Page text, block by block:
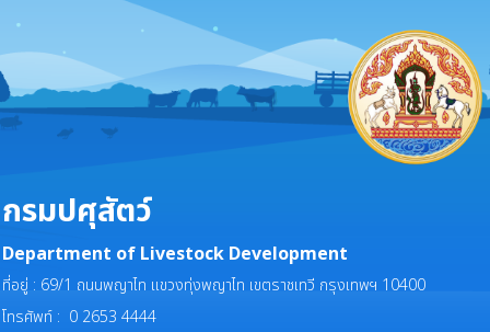
กรมปศุสัตว์
Department of Livestock Development
ที่อยู่ : 69/1 ถนนพญาไท แขวงทุ่งพญาไท เขตราชเทวี กรุงเทพฯ 10400
โทรศัพท์ : 0 2653 4444